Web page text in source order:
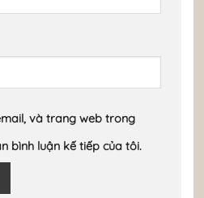
và trang web trong
bình luận kế tiếp của tôi.